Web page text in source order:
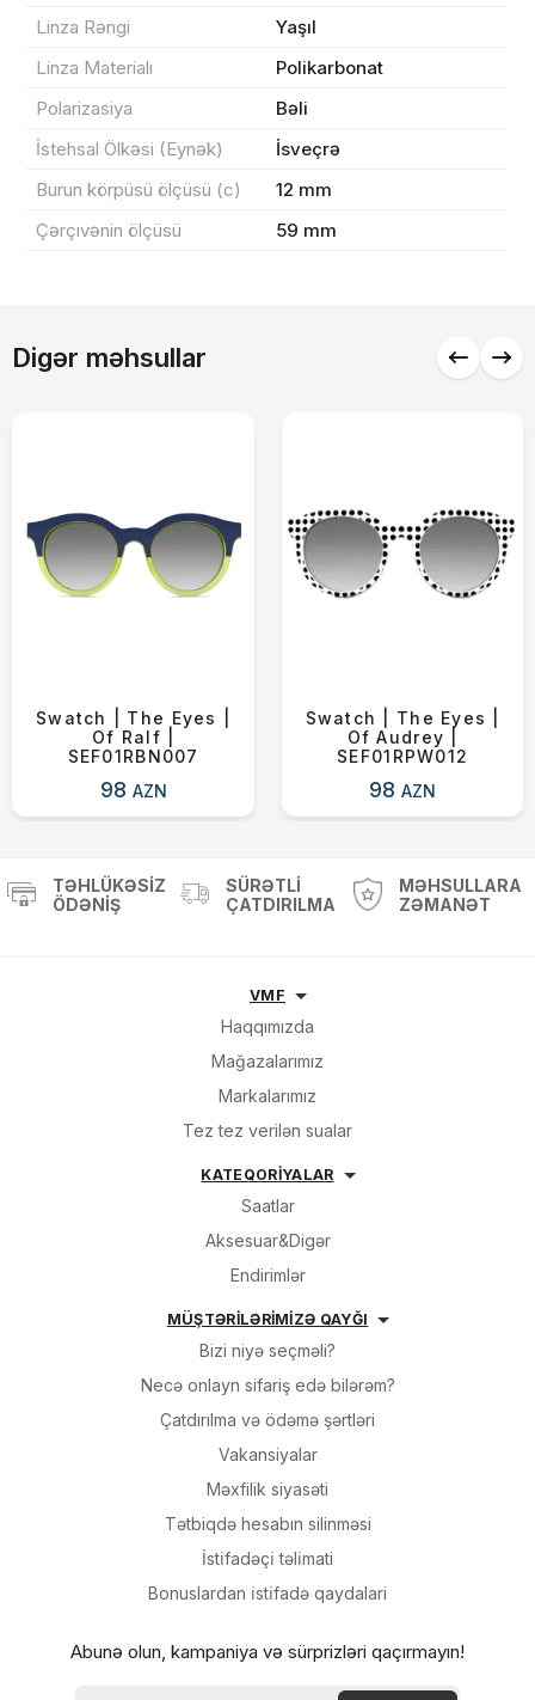
Linza Rəngi
Yaşıl
Linza Materialı
Polikarbonat
Polarizasiya
Bəli
İstehsal Ölkəsi (Eynək)
İsveçrə
Burun körpüsü ölçüsü (c)
12 mm
Çərçıvənin ölçüsü
59 mm
Digər məhsullar
Swatch | The Eyes |
Of Ralf |
SEF01RBN007
98 AZN
Swatch | The Eyes |
Of Audrey |
SEF01RPW012
98AZN
Sifarişin detalları
Məhsul toplam
TƏHLÜKƏSIZ
ÖDƏNIŞ
SÜRƏTLI
ÇATDIRILMA
MƏHSULLARA
ZƏMANƏT
VMF
Haqqımızda
Mağazalarımız
Markalarımız
Tez tez verilən sualar
KATEQORİYALAR
Saatlar
Aksesuar&Digər
Endirimlər
MÜŞTƏRİLƏRİMİZƏ QAYĞI
Bizi niyə seçməli?
Necə onlayn sifariş edə bilərəm?
Çatdırılma və ödəmə şərtləri
Vakansiyalar
Məxfilik siyasəti
Tətbiqdə hesabın silinməsi
İsti̇fadəçi̇ təli̇mati
Bonuslardan i̇sti̇fadə qaydalari
Abunə olun, kampaniya və sürprizləri qaçırmayın!